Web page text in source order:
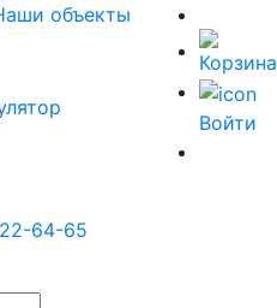
объекты
Войти
64-65